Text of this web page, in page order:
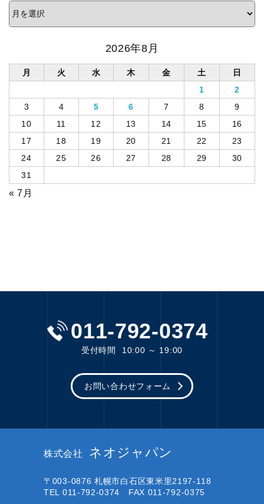
2026年8月
月 火 水 木 金 土
日
1
2
3
4 5 6 7 8
9
10
11 12 13 14 15
16
17
18 19 20 21 22
23
24
25 26 27 28 29
30
31
« 7月
011-792-0374
受付時間 10:00 ～ 19:00
お問い合わせフォーム
株式会社 ネオジャパン
〒003-0876 札幌市白石区東米里2197-118
TEL 011-792-0374 FAX 011-792-0375